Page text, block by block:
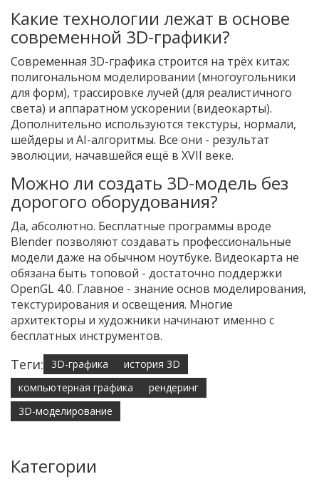
Какие технологии лежат в основе
современной 3D-графики?
Современная 3D-графика строится на трёх китах:
полигональном моделировании (многоугольники
для форм), трассировке лучей (для реалистичного
света) и аппаратном ускорении (видеокарты).
Дополнительно используются текстуры, нормали,
шейдеры и AI-алгоритмы. Все они - результат
эволюции, начавшейся ещё в XVII веке.
Можно ли создать 3D-модель без
дорогого оборудования?
Да, абсолютно. Бесплатные программы вроде
Blender позволяют создавать профессиональные
модели даже на обычном ноутбуке. Видеокарта не
обязана быть топовой - достаточно поддержки
OpenGL 4.0. Главное - знание основ моделирования,
текстурирования и освещения. Многие
архитекторы и художники начинают именно с
бесплатных инструментов.
Теги: 3D-графика
история 3D
компьютерная графика
рендеринг
3D-моделирование
Категории